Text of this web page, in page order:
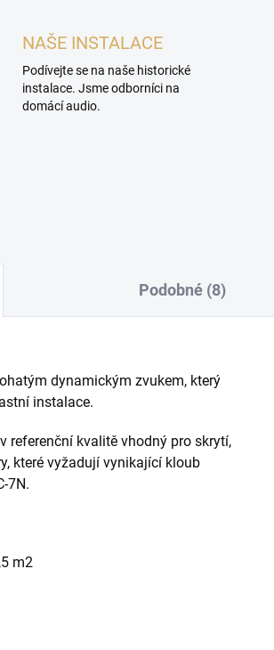
NAŠE INSTALACE
Podívejte se na naše historické
instalace. Jsme odborníci na
domácí audio.
Podobné (8)
dynamickým zvukem, který
instalace.
referenční kvalitě vhodný pro skrytí,
které vyžadují vynikající kloub
7N.
m2